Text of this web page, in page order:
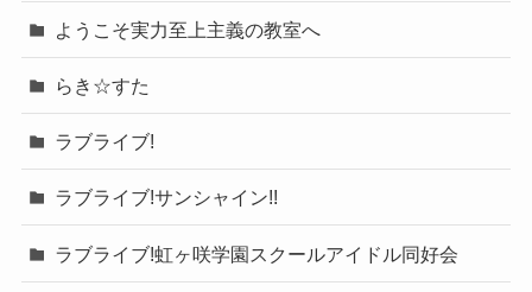
ようこそ実力至上主義の教室へ
らき☆すた
ラブライブ!
ラブライブ!サンシャイン!!
ラブライブ!虹ヶ咲学園スクールアイドル同好会